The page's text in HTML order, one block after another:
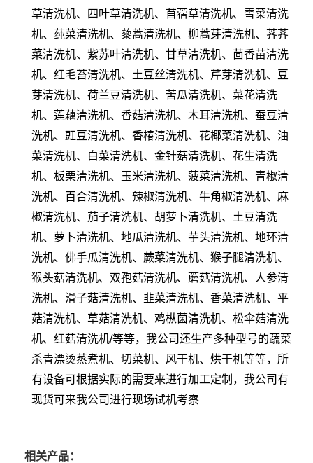
草清洗机、四叶草清洗机、苜蓿草清洗机、雪菜清洗
机、莼菜清洗机、藜蒿清洗机、柳蒿芽清洗机、荠荠
菜清洗机、紫苏叶清洗机、甘草清洗机、茴香苗清洗
机、红毛苔清洗机、土豆丝清洗机、芹芽清洗机、豆
芽清洗机、荷兰豆清洗机、苦瓜清洗机、菜花清洗
机、莲藕清洗机、香菇清洗机、木耳清洗机、蚕豆清
洗机、豇豆清洗机、香椿清洗机、花椰菜清洗机、油
菜清洗机、白菜清洗机、金针菇清洗机、花生清洗
机、板栗清洗机、玉米清洗机、菠菜清洗机、青椒清
洗机、百合清洗机、辣椒清洗机、牛角椒清洗机、麻
椒清洗机、茄子清洗机、胡萝卜清洗机、土豆清洗
机、萝卜清洗机、地瓜清洗机、芋头清洗机、地环清
洗机、佛手瓜清洗机、蕨菜清洗机、猴子腿清洗机、
猴头菇清洗机、双孢菇清洗机、蘑菇清洗机、人参清
洗机、滑子菇清洗机、韭菜清洗机、香菜清洗机、平
菇清洗机、草菇清洗机、鸡枞菌清洗机、松伞菇清洗
机、红菇清洗机/等等，我公司还生产多种型号的蔬菜
杀青漂烫蒸煮机、切菜机、风干机、烘干机等等，所
有设备可根据实际的需要来进行加工定制，我公司有
现货可来我公司进行现场试机考察
相关产品：